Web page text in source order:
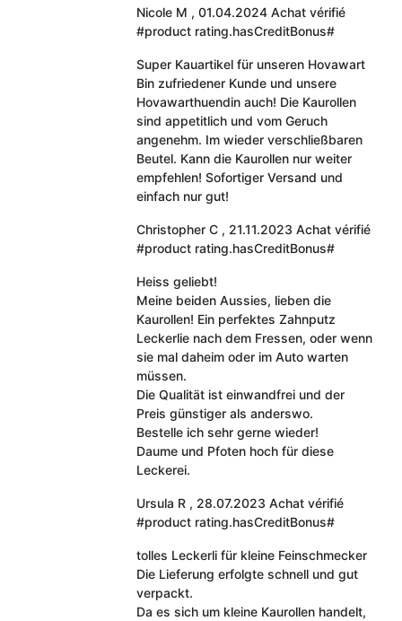
Nicole M , 01.04.2024 Achat vérifié
#product rating.hasCreditBonus#
Super Kauartikel für unseren Hovawart
Bin zufriedener Kunde und unsere
Hovawarthuendin auch! Die Kaurollen
sind appetitlich und vom Geruch
angenehm. Im wieder verschließbaren
Beutel. Kann die Kaurollen nur weiter
empfehlen! Sofortiger Versand und
einfach nur gut!
Christopher C , 21.11.2023 Achat vérifié
#product rating.hasCreditBonus#
Heiss geliebt!
Meine beiden Aussies, lieben die
Kaurollen! Ein perfektes Zahnputz
Leckerlie nach dem Fressen, oder wenn
sie mal daheim oder im Auto warten
müssen.
Die Qualität ist einwandfrei und der
Preis günstiger als anderswo.
Bestelle ich sehr gerne wieder!
Daume und Pfoten hoch für diese
Leckerei.
Ursula R , 28.07.2023 Achat vérifié
#product rating.hasCreditBonus#
tolles Leckerli für kleine Feinschmecker
Die Lieferung erfolgte schnell und gut
verpackt.
Da es sich um kleine Kaurollen handelt,